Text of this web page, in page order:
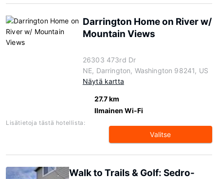
Darrington Home on River w/
Mountain Views
26303 473rd Dr
NE, Darrington, Washington 98241, US
Näytä kartta
27.7 km
Ilmainen Wi-Fi
Lisätietoja tästä hotellista:
Valitse
Walk to Trails & Golf: Sedro-